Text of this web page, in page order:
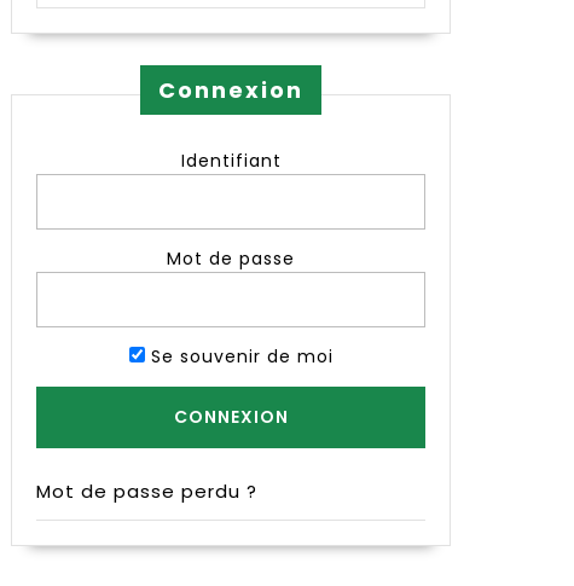
Connexion
Identifiant
Mot de passe
Se souvenir de moi
Mot de passe perdu ?